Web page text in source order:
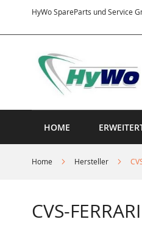
HyWo SpareParts und Service
HOME
Home Hersteller
CVS-FERRARI